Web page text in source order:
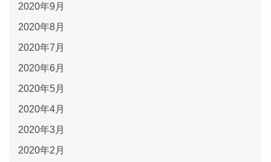
2020年9月
2020年8月
2020年7月
2020年6月
2020年5月
2020年4月
2020年3月
2020年2月